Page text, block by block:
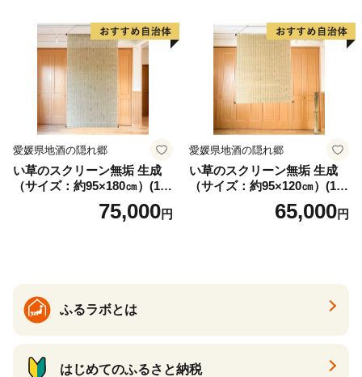
ウイルス効果 お取り寄せ 愛
知県 小牧市 送料無料
愛媛県地酒の隠れ郷
い草のスクリーン無垢 生成
（サイズ：約95×180㎝）(14
75,000円
愛媛県地酒の隠れ郷
い草のスクリーン無垢 生成
（サイズ：約95×120㎝）(14
65,000円
ふるラボとは
はじめてのふるさと納税